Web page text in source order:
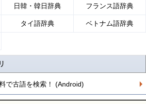
日韓・韓日辞典 フランス語辞典
タイ語辞典 ベトナム語辞典
で古語を検索！ (Android)